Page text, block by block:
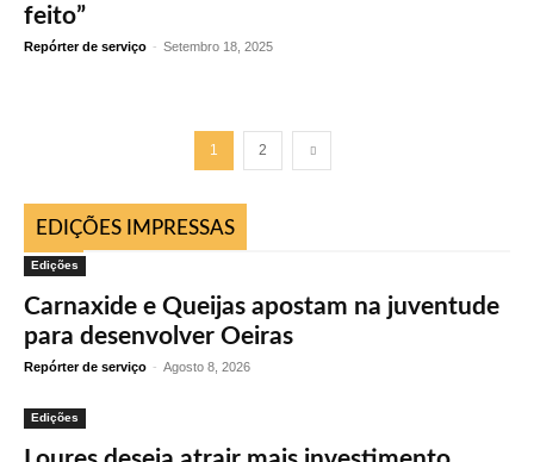
feito”
Repórter de serviço - Setembro 18, 2025
1 2
EDIÇÕES IMPRESSAS
Edições
Carnaxide e Queijas apostam na juventude
para desenvolver Oeiras
Repórter de serviço - Agosto 8, 2026
Edições